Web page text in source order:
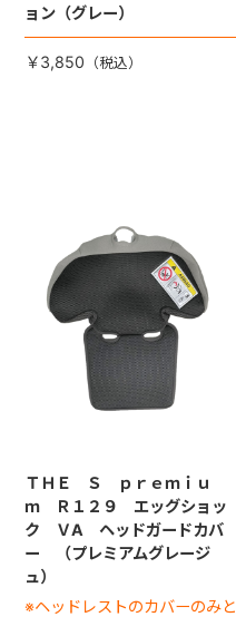
ョン（グレー）
￥3,850
ＴＨＥ Ｓ ｐｒｅｍｉｕ
ｍ Ｒ１２９ エッグショッ
ク ＶA ヘッドガードカバ
ー （プレミアムグレージ
ュ）
※ヘッドレストのカバーのみと